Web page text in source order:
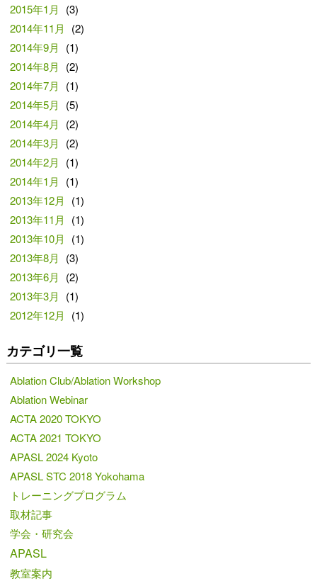
2015年1月
(3)
2014年11月
(2)
2014年9月
(1)
2014年8月
(2)
2014年7月
(1)
2014年5月
(5)
2014年4月
(2)
2014年3月
(2)
2014年2月
(1)
2014年1月
(1)
2013年12月
(1)
2013年11月
(1)
2013年10月
(1)
2013年8月
(3)
2013年6月
(2)
2013年3月
(1)
2012年12月
(1)
カテゴリ一覧
Ablation Club/Ablation Workshop
Ablation Webinar
ACTA 2020 TOKYO
ACTA 2021 TOKYO
APASL 2024 Kyoto
APASL STC 2018 Yokohama
トレーニングプログラム
取材記事
学会・研究会
APASL
教室案内